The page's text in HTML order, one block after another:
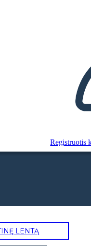
Registruotis
LENTĄ